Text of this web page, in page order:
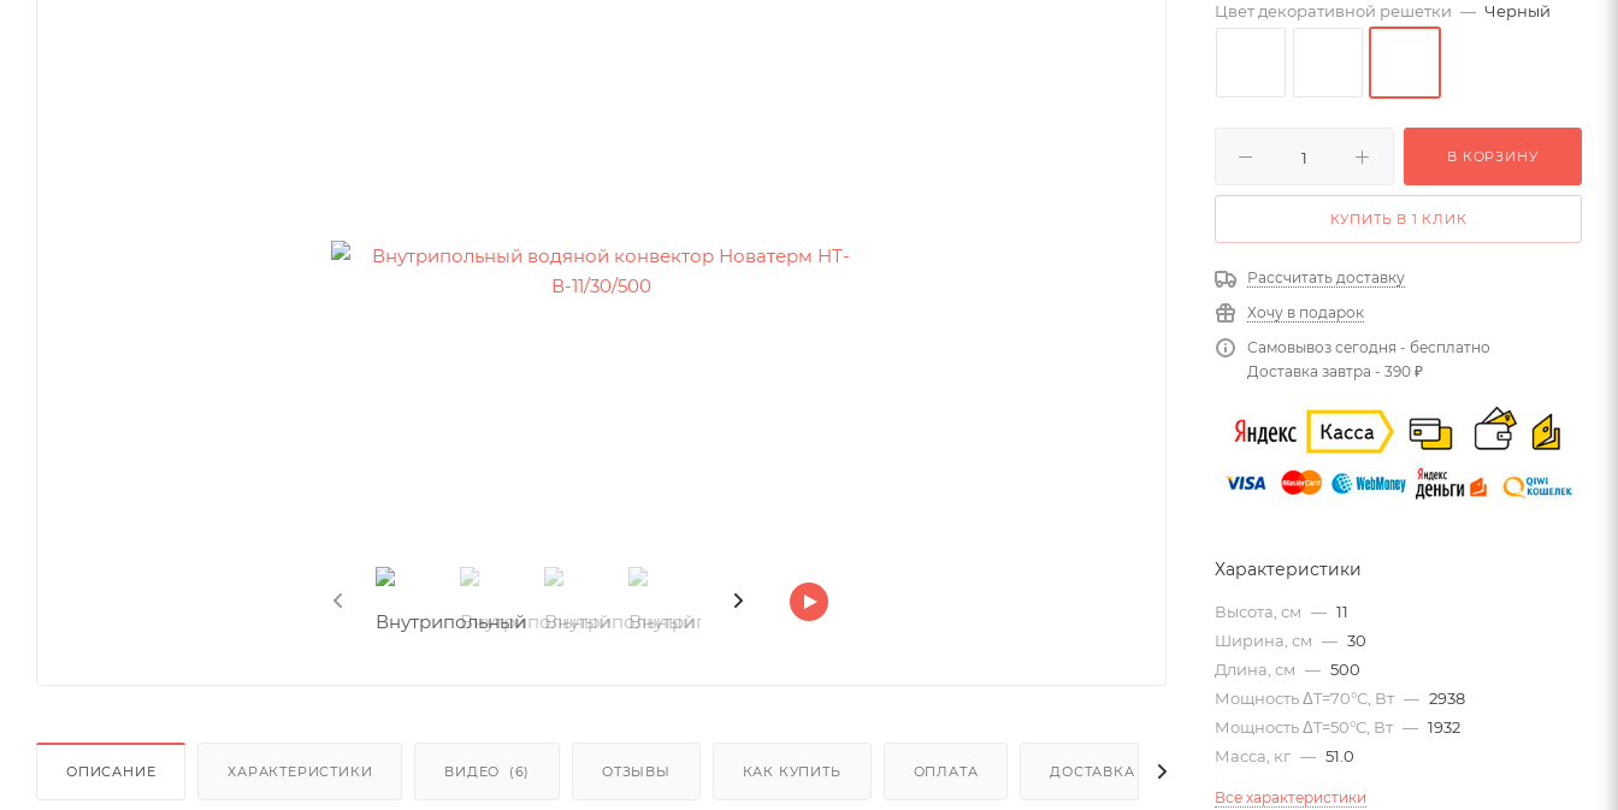
ОПИСАНИЕ ХАРАКТЕРИСТИКИ ВИДЕО (6) ОТЗЫВЫ КАК КУПИТЬ ОПЛАТА ДОСТАВКА
Цвет декоративной решетки — Черный
В КОРЗИНУ
КУПИТЬ В 1 КЛИК
Рассчитать доставку
Хочу в подарок
Самовывоз сегодня - бесплатно
Доставка завтра - 390 ₽
Характеристики
Высота, см — 11
Ширина, см — 30
Длина, см — 500
Мощность ΔT=70°С, Вт — 2938
Мощность ΔT=50°С, Вт — 1932
Масса, кг — 51.0
Все характеристики